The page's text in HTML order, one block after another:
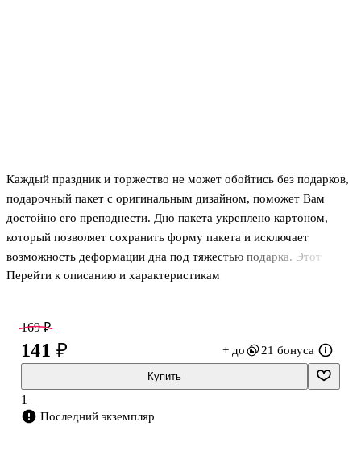
Каждый праздник и торжество не может обойтись без подарков,
подарочный пакет с оригинальным дизайном, поможет Вам
достойно его преподнести. Дно пакета укреплено картоном,
который позволяет сохранить форму пакета и исключает
возможность деформации дна под тяжестью подарка. Этот
оригинальный красочный пакет обязательно вызовет
ассортименте, при заказе через интернет-магазин возможности
выбора нет.
Перейти к описанию и характеристикам
169 ₽
141 ₽ + до 21 бонуса
Купить
1
Последний экземпляр